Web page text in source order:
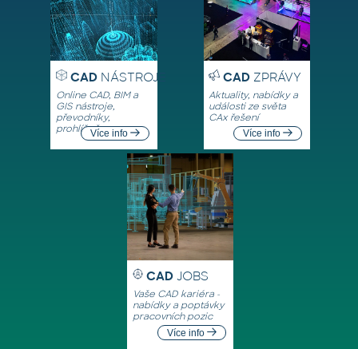
CADNÁSTROJE
Online CAD, BIM a
GIS nástroje,
převodníky,
prohlížečeVíce info
CADZPRÁVY
Aktuality, nabídky a
události ze světa
CAx řešení
Více info
CAD JOBS
Vaše CAD kariéra -
nabídky a poptávky
pracovních pozic
Více info